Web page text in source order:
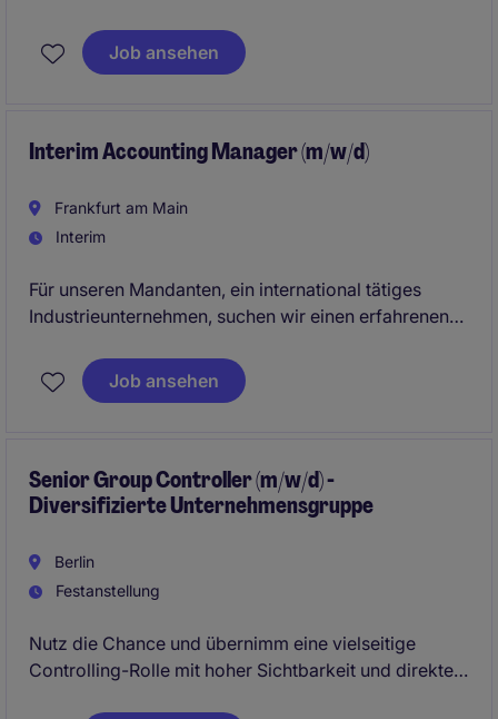
unterstützt Du die Optimierung von Prozessen und
lieferst wichtige Auswertungen für die
Job ansehen
Interim Accounting Manager (m/w/d)
Frankfurt am Main
Interim
Für unseren Mandanten, ein international tätiges
Industrieunternehmen, suchen wir einen erfahrenen
Job ansehen
Senior Group Controller (m/w/d) -
Diversifizierte Unternehmensgruppe
Berlin
Festanstellung
Nutz die Chance und übernimm eine vielseitige
Controlling-Rolle mit hoher Sichtbarkeit und direktem